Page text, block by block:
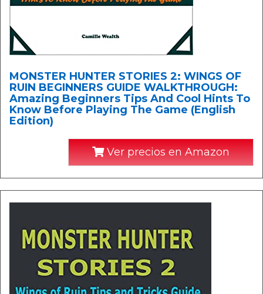
MONSTER HUNTER STORIES 2: WINGS OF
RUIN BEGINNERS GUIDE WALKTHROUGH:
Amazing Beginners Tips And Cool Hints To
Know Before Playing The Game (English
Edition)
Ver precios en Amazon